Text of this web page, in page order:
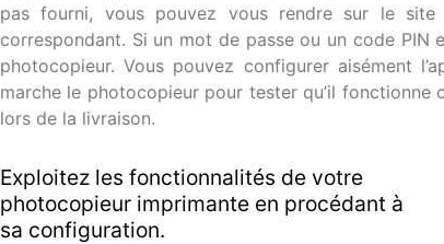
pas fourni, vous pouvez vous rendre sur le
correspondant. Si un mot de passe ou un code PIN
photocopieur. Vous pouvez configurer aisément
marche le photocopieur pour tester qu’il
lors de la livraison.
Exploitez les fonctionnalités de votre
photocopieur imprimante en procédant à
sa configuration.